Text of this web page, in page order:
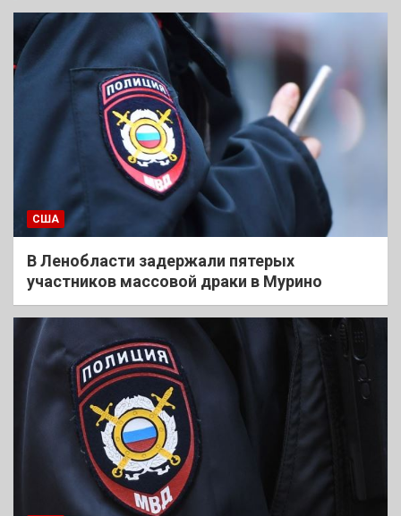
США
В Ленобласти задержали пятерых
участников массовой драки в Мурино